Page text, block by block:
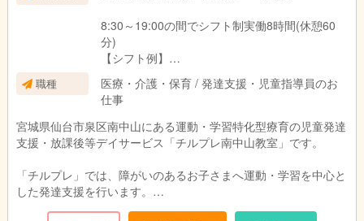
8:30～19:00の間でシフト制実働8時間(休憩60
分)
【シフト例】
■8:30～17:30
■9:00～18:00
■9:30～18:30 等
※勤務時間相談可
職種
医療・介護・保育 / 発達支援・児童指導員のお
仕事
宮城県仙台市泉区南中山にある運動・学習特化型療育の児童発達
支援・放課後等デイサービス「チルプレ南中山教室」です。
「チルプレ」では、障がいのあるお子さまへ運動・学習を中心と
した発達支援を行います。
お子さまの対象年齢は2歳～小学6年生迄です。